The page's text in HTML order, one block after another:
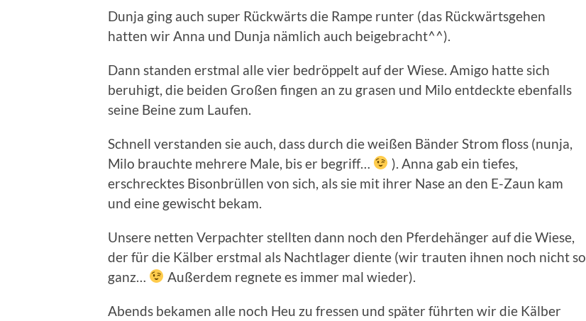
Dunja ging auch super Rückwärts die Rampe runter (das Rückwärtsgehen
hatten wir Anna und Dunja nämlich auch beigebracht^^).
Dann standen erstmal alle vier bedröppelt auf der Wiese. Amigo hatte sich
beruhigt, die beiden Großen fingen an zu grasen und Milo entdeckte ebenfalls
seine Beine zum Laufen.
Schnell verstanden sie auch, dass durch die weißen Bänder Strom floss (nunja,
Milo brauchte mehrere Male, bis er begriff…
). Anna gab ein tiefes,
erschrecktes Bisonbrüllen von sich, als sie mit ihrer Nase an den E-Zaun kam
und eine gewischt bekam.
Unsere netten Verpachter stellten dann noch den Pferdehänger auf die Wiese,
der für die Kälber erstmal als Nachtlager diente (wir trauten ihnen noch nicht so
ganz…
Außerdem regnete es immer mal wieder).
Abends bekamen alle noch Heu zu fressen und später führten wir die Kälber